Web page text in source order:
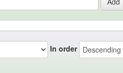
In order